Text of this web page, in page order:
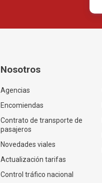
Nosotros
Agencias
Encomiendas
Contrato de transporte de
pasajeros
Novedades viales
Actualización tarifas
Control tráfico nacional